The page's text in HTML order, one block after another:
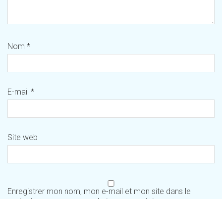
Nom *
E-mail *
Site web
Enregistrer mon nom, mon e-mail et mon site dans le